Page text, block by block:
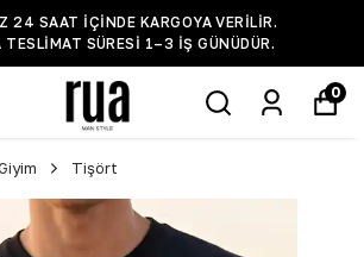
24 SAAT IÇINDE KARGOYA VERILIR.
TESLIMAT SÜRESI 1–3 IŞ GÜNÜDÜR.
0
Tişört